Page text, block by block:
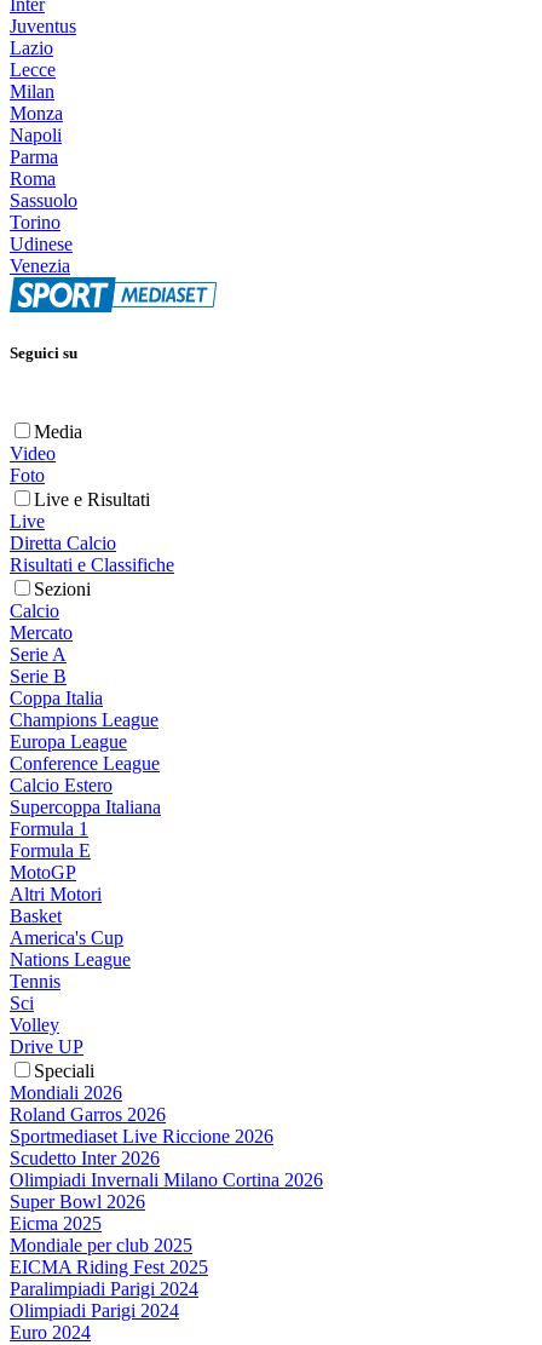
Juventus
Lazio
Lecce
Milan
Monza
Napoli
Parma
Roma
Sassuolo
Torino
Udinese
Venezia
Seguici su
Media
Video
Foto
Live e Risultati
Live
Diretta Calcio
Risultati e Classifiche
Sezioni
Calcio
Mercato
Serie A
Serie B
Coppa Italia
Champions League
Europa League
Conference League
Calcio Estero
Supercoppa Italiana
Formula 1
Formula E
MotoGP
Altri Motori
Basket
America's Cup
Nations League
Tennis
Sci
Volley
Drive UP
Speciali
Mondiali 2026
Roland Garros 2026
Sportmediaset Live Riccione 2026
Scudetto Inter 2026
Olimpiadi Invernali Milano Cortina 2026
Super Bowl 2026
Eicma 2025
Mondiale per club 2025
EICMA Riding Fest 2025
Paralimpiadi Parigi 2024
Olimpiadi Parigi 2024
Euro 2024